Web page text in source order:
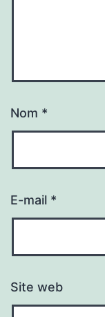
Nom *
E-mail *
Site web